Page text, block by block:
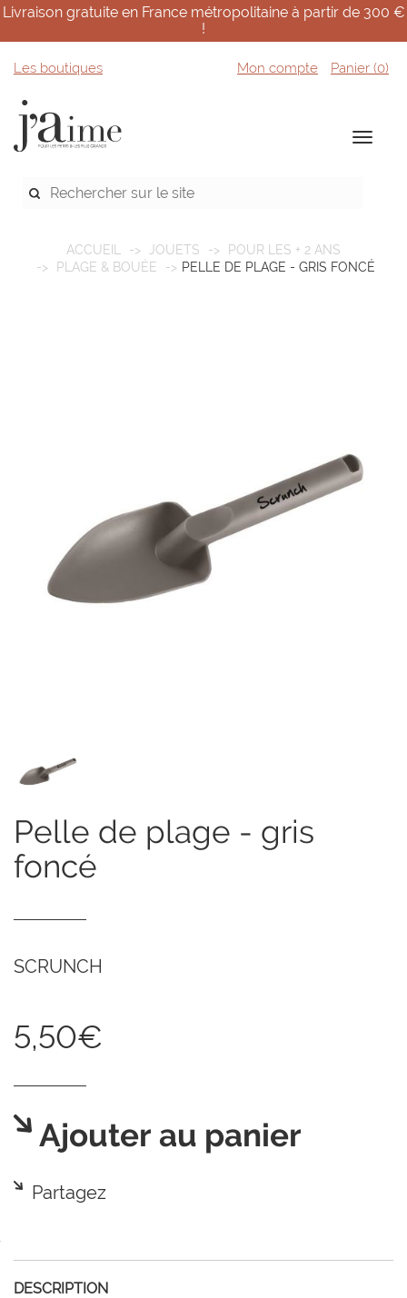
Livraison gratuite en France métropolitaine à partir de 300 €
!
Les boutiques Mon compte Panier (0)
ACCUEIL JOUETS
POUR LES + 2 ANS
PLAGE & BOUÉE
PELLE DE PLAGE - GRIS FONCÉ
pelle de plage - gris
foncé
SCRUNCH
5,50€
Ajouter au panier
Partagez
DESCRIPTION